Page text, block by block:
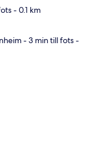
- 0.1 km
- 3 min till fots-